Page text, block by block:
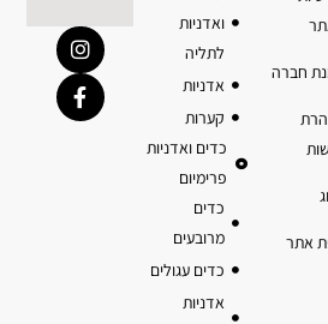
ואדניות
לתליה
אדניות
קערות
כדים ואדניות
פרימיום
כדים
מרובעים
כדים עגולים
אדניות
חברה
אתר